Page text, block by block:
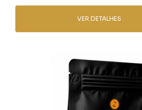
VER DETALHES